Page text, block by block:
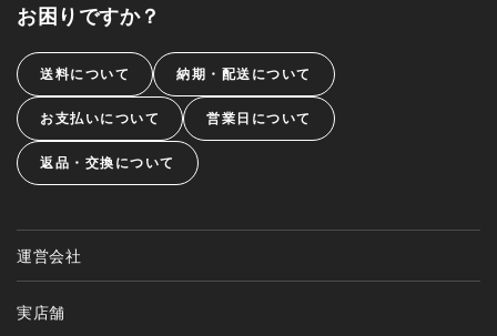
お困りですか？
送料について 納期・配送について
お支払いについて 営業日について
返品・交換について
運営会社
実店舗